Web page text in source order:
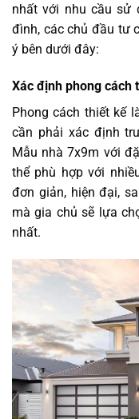
nhất với nhu cầu sử
đình, các chủ đầu tư
ý bên dưới đây:
Xác định phong cách
Phong cách thiết kế
cần phải xác định
Mẫu nhà 7x9m với
thể phù hợp với
đơn giản, hiện đại,
mà gia chủ sẽ lựa
nhất.